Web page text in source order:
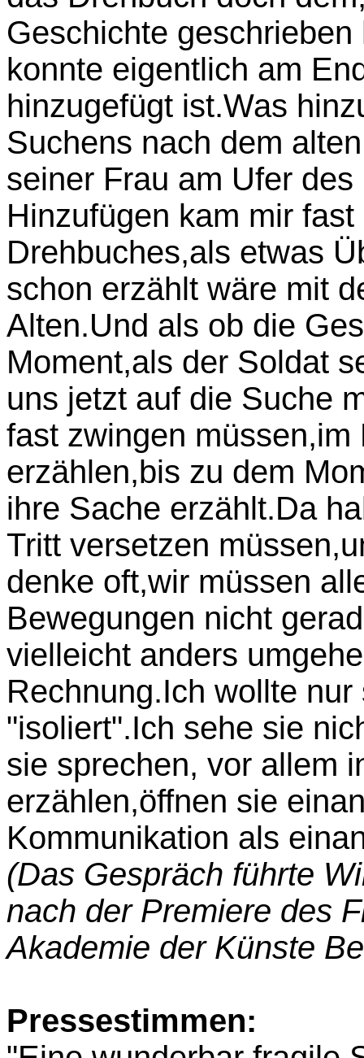
Geschichte
konnte eigentlich am
hinzugefügt ist.Was
Suchens nach dem
seiner Frau am Ufer
Hinzufügen kam mir
Drehbuches,als etwas
schon erzählt wäre mit
Alten.Und als ob die
Moment,als der Soldat
uns jetzt auf die Suche
fast zwingen
erzählen,bis zu dem
ihre Sache erzählt.Da
Tritt versetzen
denke oft,wir müssen
Bewegungen nicht
vielleicht anders
Rechnung.Ich wollte
"isoliert".Ich sehe sie
sie sprechen, vor allem
erzählen,öffnen sie
Kommunikation als
(Das Gespräch führte
nach der Premiere des
Akademie der Künste
Pressestimmen: